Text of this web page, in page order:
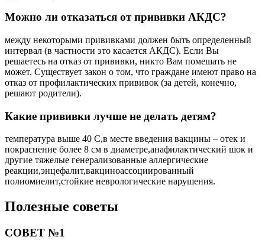
Можно ли отказаться от прививки АКДС?
между некоторыми прививками должен быть определенный
интервал (в частности это касается АКДС). Если Вы
решаетесь на отказ от прививки, никто Вам помешать не
может. Существует закон о том, что граждане имеют право на
отказ от профилактических прививок (за детей, конечно,
решают родители).
Какие прививки лучше не делать детям?
температура выше 40 С,в месте введения вакцины – отек и
покраснение более 8 см в диаметре,анафилактический шок и
другие тяжелые генерализованные аллергические
реакции,энцефалит,вакциноассоциированный
полиомиелит,стойкие неврологические нарушения.
Полезные советы
СОВЕТ №1